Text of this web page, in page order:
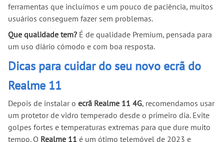
ferramentas que incluímos e um pouco de paciência, muitos
usuários conseguem fazer sem problemas.
Que qualidade tem? É de qualidade Premium, pensada para
um uso diário cómodo e com boa resposta.
Dicas para cuidar do seu novo ecrã do
Realme 11
Depois de instalar o ecrã Realme 11 4G, recomendamos usar
um protetor de vidro temperado desde o primeiro dia. Evite
golpes fortes e temperaturas extremas para que dure muito
tempo. O Realme 11 é um ótimo telemóvel de 2023 e